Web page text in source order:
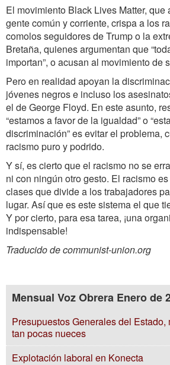
El movimiento Black Lives Matter, que
gente común y corriente, crispa a los
comolos seguidores de Trump o la
Bretaña, quienes argumentan que
importan”, o acusan al movimiento de
Pero en realidad apoyan la
jóvenes negros e incluso los
el de George Floyd. En este asunto,
“estamos a favor de la igualdad” o
discriminación” es evitar el problema,
racismo puro y podrido.
Y sí, es cierto que el racismo no se
ni con ningún otro gesto. El racismo
clases que divide a los trabajadores
lugar. Así que es este sistema el que
Y por cierto, para esa tarea, ¡una
indispensable!
Traducido de communist-union.org
Mensual Voz Obrera Enero de
Presupuestos Generales del Estado,
tan pocas nueces
Explotación laboral en Konecta